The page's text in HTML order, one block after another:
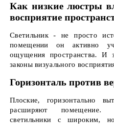
Как низкие люстры
восприятие
Светильник - не просто
помещении он активно
ощущения пространства. И
законы визуального
Горизонталь против
Плоские, горизонтально
расширяют помещение.
светильники с широким,